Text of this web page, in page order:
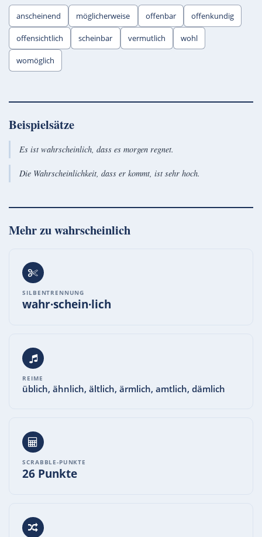
anscheinend möglicherweise offenbar offenkundig
offensichtlich scheinbar vermutlich wohl
womöglich
Beispielsätze
Es ist wahrscheinlich, dass es morgen regnet.
Die Wahrscheinlichkeit, dass er kommt, ist sehr hoch.
Mehr zuwahrscheinlich
SILBENTRENNUNG
wahr·schein·lich
REIME
üblich, ähnlich, ältlich, ärmlich, amtlich, dämlich
SCRABBLE-PUNKTE
26 Punkte